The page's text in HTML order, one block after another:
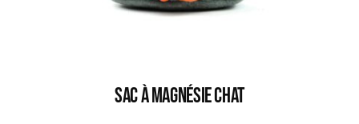
Sac À Magnésie CHAT